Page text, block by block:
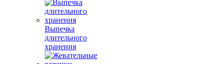
Выпечка
длительного
хранения